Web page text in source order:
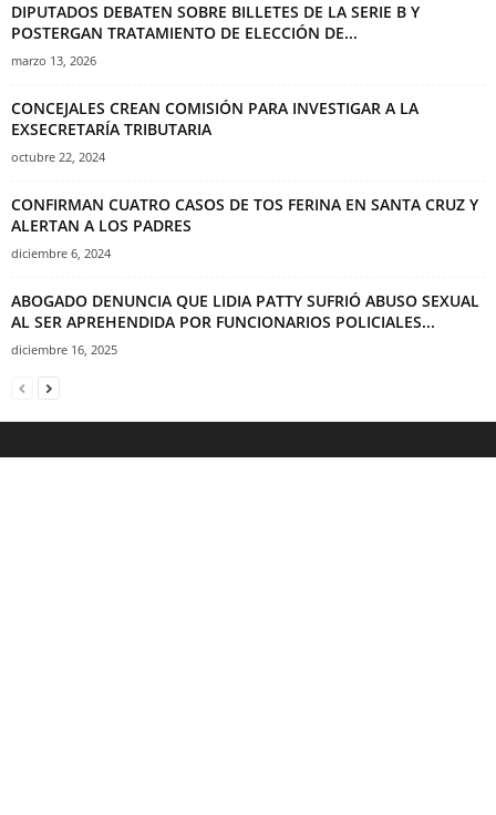
DIPUTADOS DEBATEN SOBRE BILLETES DE LA SERIE B Y
POSTERGAN TRATAMIENTO DE ELECCIÓN DE...
marzo 13, 2026
CONCEJALES CREAN COMISIÓN PARA INVESTIGAR A LA
EXSECRETARÍA TRIBUTARIA
octubre 22, 2024
CONFIRMAN CUATRO CASOS DE TOS FERINA EN SANTA CRUZ Y
ALERTAN A LOS PADRES
diciembre 6, 2024
ABOGADO DENUNCIA QUE LIDIA PATTY SUFRIÓ ABUSO SEXUAL
AL SER APREHENDIDA POR FUNCIONARIOS POLICIALES...
diciembre 16, 2025